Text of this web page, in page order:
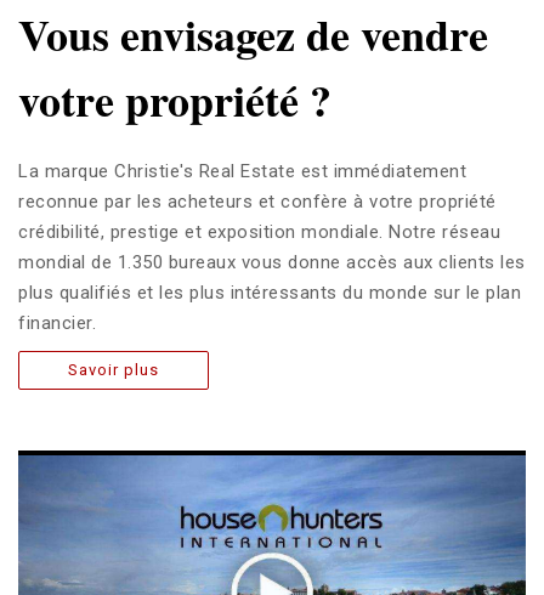
Vous envisagez de vendre
votre propriété ?
La marque Christie's Real Estate est immédiatement
reconnue par les acheteurs et confère à votre propriété
crédibilité, prestige et exposition mondiale. Notre réseau
mondial de 1.350 bureaux vous donne accès aux clients les
plus qualifiés et les plus intéressants du monde sur le plan
financier.
Savoir plus